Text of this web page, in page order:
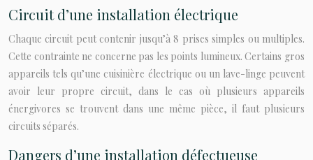
Circuit d’une installation électrique
Chaque circuit peut contenir jusqu’à 8 prises simples ou multiples.
Cette contrainte ne concerne pas les points lumineux. Certains gros
appareils tels qu’une cuisinière électrique ou un lave-linge peuvent
avoir leur propre circuit, dans le cas où plusieurs appareils
énergivores se trouvent dans une même pièce, il faut plusieurs
circuits séparés.
Dangers d’une installation défectueuse